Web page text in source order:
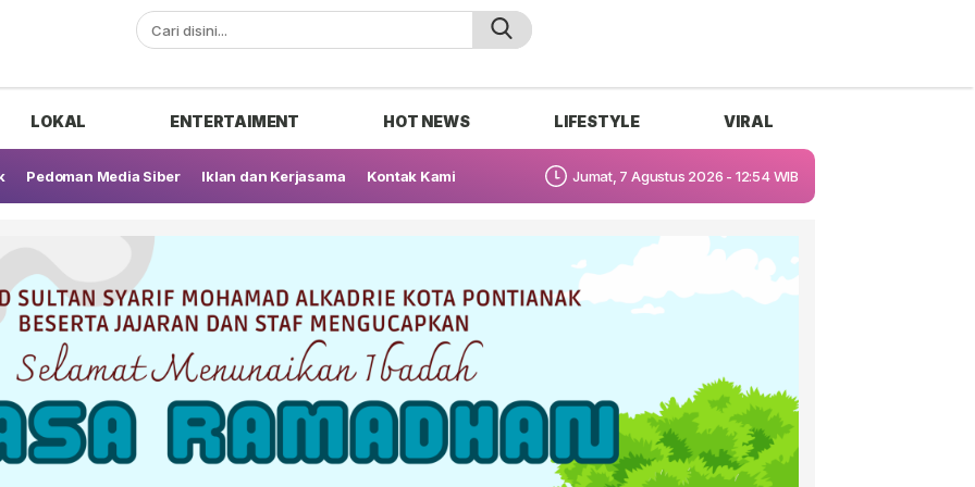
LOKAL ENTERTAIMENT HOT NEWS LIFESTYLE VIRAL
Pedoman Media Siber Iklan dan Kerjasama Kontak Kami Jumat, 7 Agustus 2026 - 12:54 WIB